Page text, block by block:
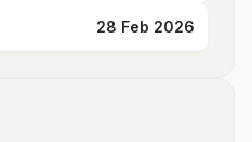
28 Feb 2026